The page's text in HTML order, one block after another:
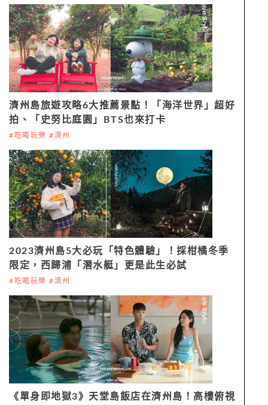
濟州島旅遊攻略6大推薦景點！「海洋世界」超好
拍、「史努比庭園」BTS也來打卡
#吃喝玩樂 #濟州
2023濟州島5大必玩「特色體驗」！採柑橘冬季
限定，西歸浦「潛水艇」更是此生必試
#吃喝玩樂 #濟州
《單身即地獄3》天堂島飯店在濟州島！高樓俯視